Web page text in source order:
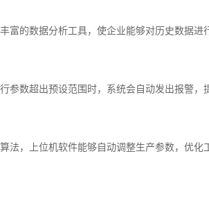
富的数据分析工具，使企业能够对历史数据进
参数超出预设范围时，系统会自动发出报警，
法，上位机软件能够自动调整生产参数，优化